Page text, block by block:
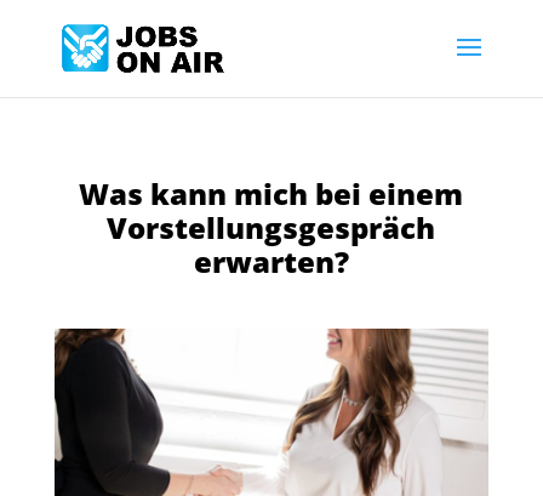
Was kann mich bei einem
Vorstellungsgespräch
erwarten?